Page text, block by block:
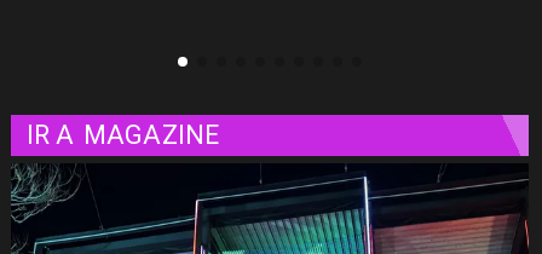
IR A MAGAZINE